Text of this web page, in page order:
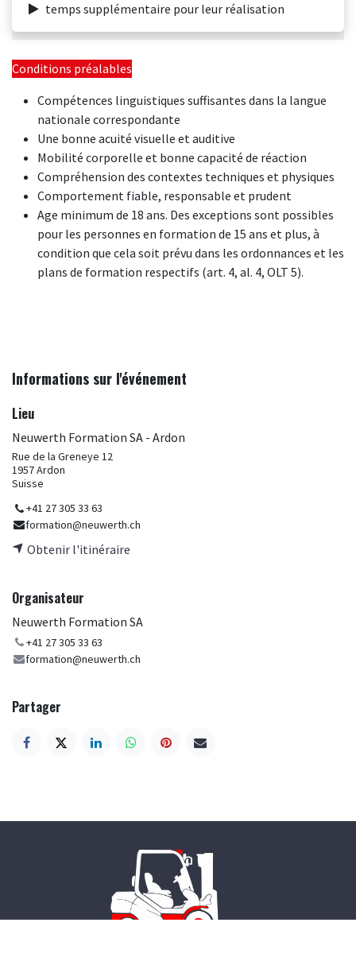
temps supplémentaire pour leur réalisation
Conditions préalables
Compétences linguistiques suffisantes dans la langue
nationale correspondante
Une bonne acuité visuelle et auditive
Mobilité corporelle et bonne capacité de réaction
Compréhension des contextes techniques et physiques
Comportement fiable, responsable et prudent
Age minimum de 18 ans. Des exceptions sont possibles
pour les personnes en formation de 15 ans et plus, à
condition que cela soit prévu dans les ordonnances et les
plans de formation respectifs (art. 4, al. 4, OLT 5).
Informations sur l'événement
Lieu
Neuwerth Formation SA - Ardon
Rue de la Greneye 12
1957 Ardon
Suisse
+41 27 305 33 63
formation@neuwerth.ch
Obtenir l'itinéraire
Organisateur
Neuwerth Formation SA
+41 27 305 33 63
formation@neuwerth.ch
Partager